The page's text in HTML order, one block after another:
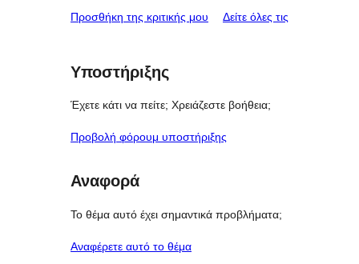
reviews
star
Προσθήκη της κριτικής μου Δείτε όλες τις
Υποστήριξης
Έχετε κάτι να πείτε; Χρειάζεστε βοήθεια;
Προβολή φόρουμ υποστήριξης
Αναφορά
Το θέμα αυτό έχει σημαντικά προβλήματα;
Αναφέρετε αυτό το θέμα